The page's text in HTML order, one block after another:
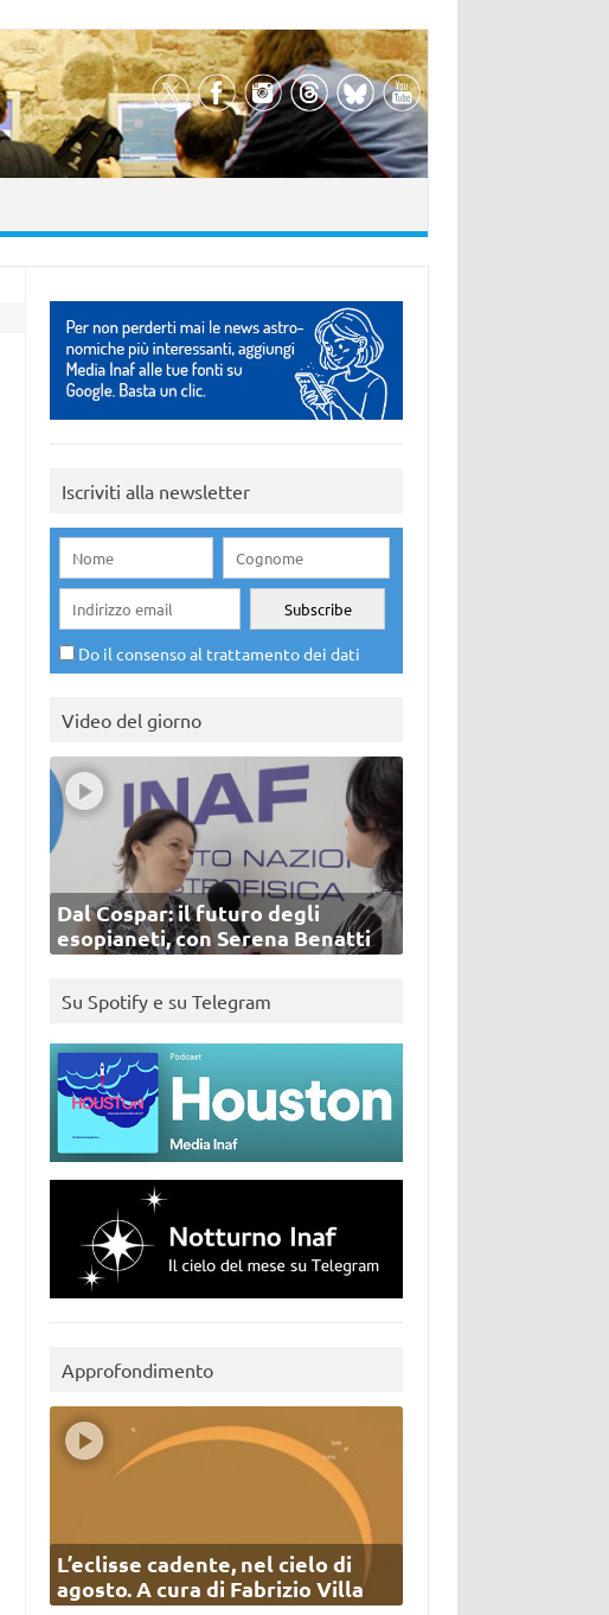
Iscriviti alla newsletter
Do il consenso al trattamento dei dati
Video del giorno
Dal Cospar: il futuro degli
esopianeti, con Serena Benatti
Su Spotify e su Telegram
Approfondimento
L’eclisse cadente, nel cielo di
agosto. A cura di Fabrizio Villa